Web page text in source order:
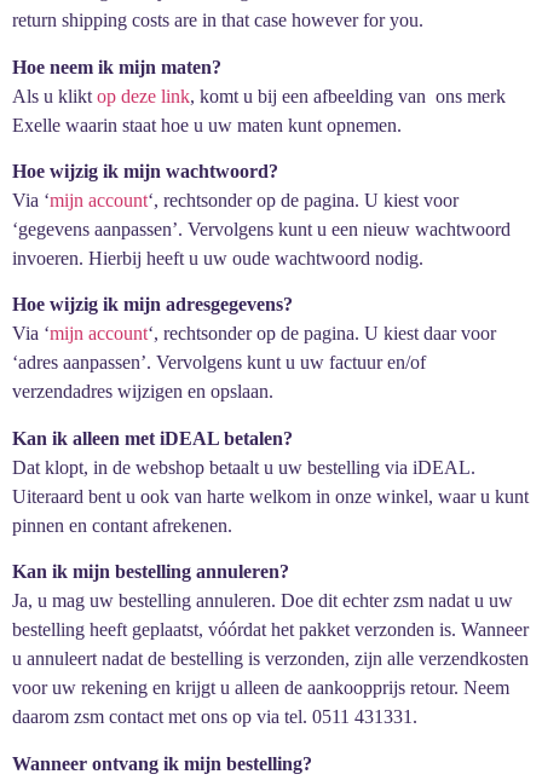
return shipping costs are in that case however for you.
Hoe neem ik mijn maten?
Als u klikt op deze link, komt u bij een afbeelding van ons merk
Exelle waarin staat hoe u uw maten kunt opnemen.
Hoe wijzig ik mijn wachtwoord?
Via ‘mijn account‘, rechtsonder op de pagina. U kiest voor
‘gegevens aanpassen’. Vervolgens kunt u een nieuw wachtwoord
invoeren. Hierbij heeft u uw oude wachtwoord nodig.
Hoe wijzig ik mijn adresgegevens?
Via ‘mijn account‘, rechtsonder op de pagina. U kiest daar voor
‘adres aanpassen’. Vervolgens kunt u uw factuur en/of
verzendadres wijzigen en opslaan.
Kan ik alleen met iDEAL betalen?
Dat klopt, in de webshop betaalt u uw bestelling via iDEAL.
Uiteraard bent u ook van harte welkom in onze winkel, waar u kunt
pinnen en contant afrekenen.
Kan ik mijn bestelling annuleren?
Ja, u mag uw bestelling annuleren. Doe dit echter zsm nadat u uw
bestelling heeft geplaatst, vóórdat het pakket verzonden is. Wanneer
u annuleert nadat de bestelling is verzonden, zijn alle verzendkosten
voor uw rekening en krijgt u alleen de aankoopprijs retour. Neem
daarom zsm contact met ons op via tel. 0511 431331.
Wanneer ontvang ik mijn bestelling?